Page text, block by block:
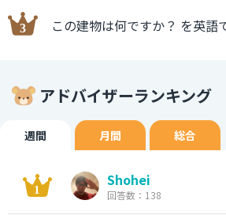
この建物は何ですか？ を英語
アドバイザーランキング
週間 月間 総合
Shohei
回答数：138